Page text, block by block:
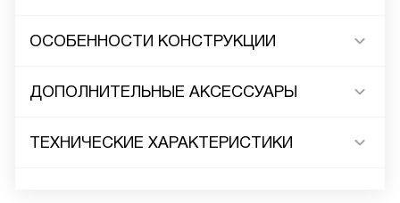
ОСОБЕННОСТИ КОНСТРУКЦИИ
ДОПОЛНИТЕЛЬНЫЕ АКСЕССУАРЫ
ТЕХНИЧЕСКИЕ ХАРАКТЕРИСТИКИ